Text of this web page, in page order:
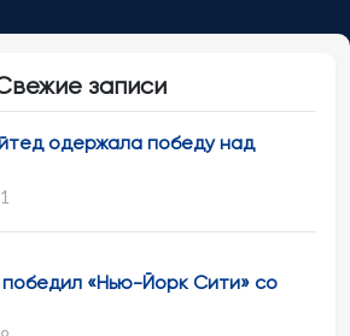
записи
одержала победу над
«Нью-Йорк Сити» со